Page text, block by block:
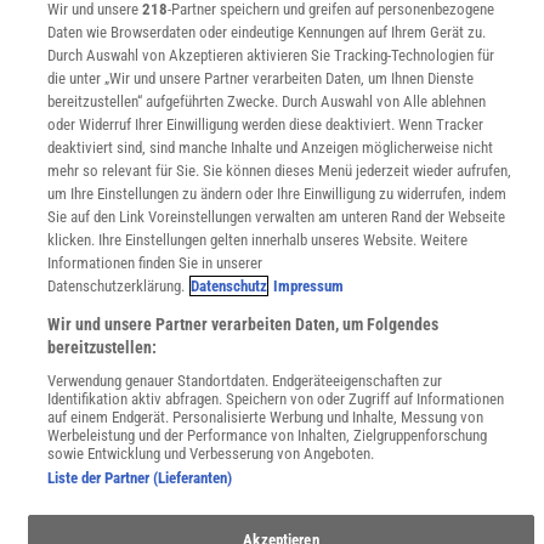
WEBSEITEN
KielSCN
Wissenschaft in die Schulen
SciLogs
Uns finden Sie auch hier:
Wir und unsere218-Partner speichern und greifen auf personenbezogene
Daten wie Browserdaten oder eindeutige Kennungen auf Ihrem Gerät zu.
Durch Auswahl von Akzeptieren aktivieren Sie Tracking-Technologien für
die unter „Wir und unsere Partner verarbeiten Daten, um Ihnen Dienste
bereitzustellen“ aufgeführten Zwecke. Durch Auswahl von Alle ablehnen
oder Widerruf Ihrer Einwilligung werden diese deaktiviert. Wenn Tracker
deaktiviert sind, sind manche Inhalte und Anzeigen möglicherweise nicht
mehr so relevant für Sie. Sie können dieses Menü jederzeit wieder aufrufen,
um Ihre Einstellungen zu ändern oder Ihre Einwilligung zu widerrufen, indem
Sie auf den Link Voreinstellungen verwalten am unteren Rand der Webseite
klicken. Ihre Einstellungen gelten innerhalb unseres Website. Weitere
Informationen finden Sie in unserer
Datenschutzerklärung. Datenschutz Impressum
Wir und unsere Partner verarbeiten Daten, um Folgendes
bereitzustellen:
Verwendung genauer Standortdaten. Endgeräteeigenschaften zur
Identifikation aktiv abfragen. Speichern von oder Zugriff auf Informationen
auf einem Endgerät. Personalisierte Werbung und Inhalte, Messung von
Werbeleistung und der Performance von Inhalten, Zielgruppenforschung
sowie Entwicklung und Verbesserung von Angeboten.
Liste der Partner (Lieferanten)
Akzeptieren